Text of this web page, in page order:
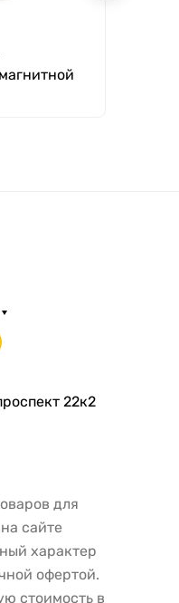
22к2
для
сайте
характер
офертой.
стоимость в